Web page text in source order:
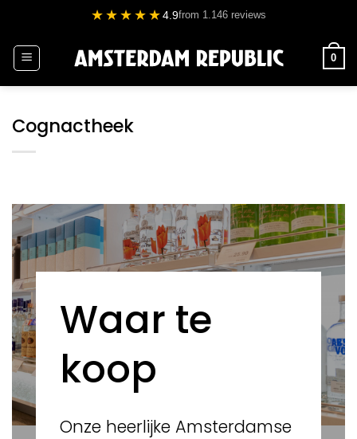
inhoud
★★★★★4.9from 1.146 reviews
0
Cognactheek
Waar te
koop
Onze heerlijke Amsterdamse